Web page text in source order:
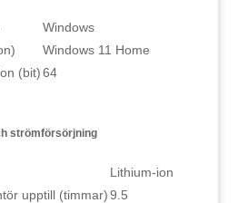
Windows
Windows 11 Home
(bit)64
strömförsörjning
Lithium-ion
upptill (timmar)9.5